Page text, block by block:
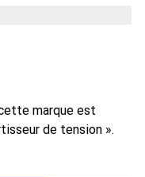
marque est
de tension ».